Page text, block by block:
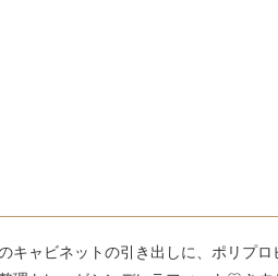
キャビネットの引き出しに、ポリプロ